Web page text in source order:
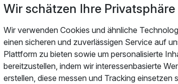
2025/2026
wirklich tolles Hotel. Sehr
Zimmer sowie ein ausgezeichnetes Frühstück.
Wir haben uns rundum wohlgefühlt und
Wir schätzen Ihre Privatsphäre
Wir verwenden Cookies und ähnliche
einen sicheren und zuverlässigen Service auf
Plattform zu bieten sowie um personalisierte
bereitzustellen, indem wir interessenbasierte
erstellen, diese messen und Tracking einsetzen